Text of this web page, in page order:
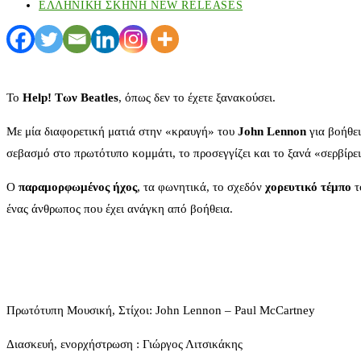
ΕΛΛΗΝΙΚΗ ΣΚΗΝΗ NEW RELEASES
Το Help! Των Beatles, όπως δεν το έχετε ξανακούσει.
Με μία διαφορετική ματιά στην «κραυγή» του John Lennon για
σεβασμό στο πρωτότυπο κομμάτι, το προσεγγίζει και το ξανά
Ο παραμορφωμένος ήχος, τα φωνητικά, το σχεδόν χορευτικό τέμπο
ένας άνθρωπος που έχει ανάγκη από βοήθεια.
Πρωτότυπη Μουσική, Στίχοι: John Lennon – Paul McCartney
Διασκευή, ενορχήστρωση : Γιώργος Λιτσικάκης